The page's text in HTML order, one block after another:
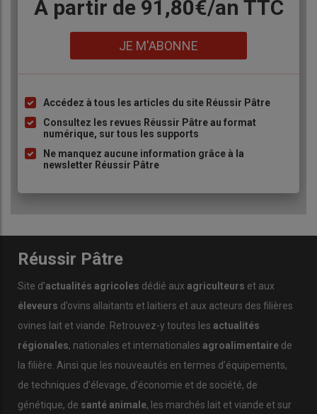
Body
A partir de 91,80€/an​ TTC
JE M'ABONNE
Liste
à
puce
Accédez à tous les articles du site Réussir Pâtre
Consultez les revues Réussir Pâtre au format
numérique, sur tous les supports
Ne manquez aucune information grâce à la
newsletter Réussir Pâtre
Réussir Pâtre
Site d’actualités agricoles dédié aux agriculteurs et aux
éleveurs d’ovins allaitants et laitiers et aux acteurs des filières
ovines lait et viande. Retrouvez-y toutes les actualités
régionales, nationales et internationales agroalimentaire de
la filière. Ainsi que les nouveautés en termes d’équipements,
de techniques d’élevage, d’économie et de société, de
génétique, de santé animale, les marchés lait et viande et sur